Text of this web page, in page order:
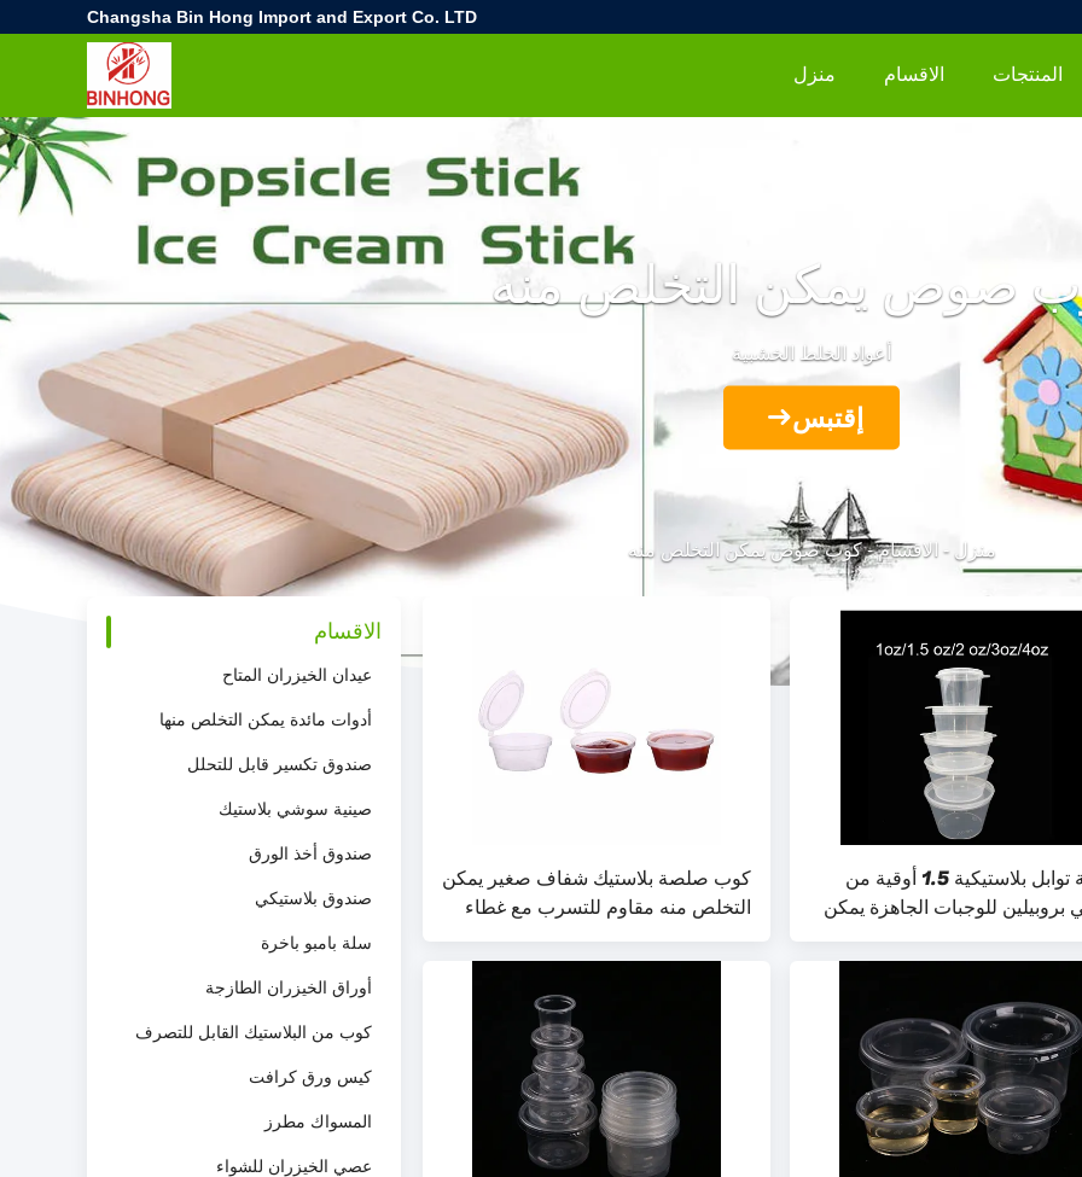
Changsha Bin Hong Import and Export Co. LTD
منزل الاقسام المنتجات
صوص يمكن التخلص منه
أعواد الخلط الخشبية
إقتبس
منزل - الاقسام-كوب صوص يمكن التخلص منه
الاقسام
عيدان الخيزران المتاح
أدوات مائدة يمكن التخلص منها
صندوق تكسير قابل للتحلل
صينية سوشي بلاستيك
صندوق أخذ الورق
صندوق بلاستيكي
سلة بامبو باخرة
أوراق الخيزران الطازجة
كوب من البلاستيك القابل للتصرف
كيس ورق كرافت
المسواك مطرز
عصي الخيزران للشواء
كوب صلصة بلاستيك شفاف صغير يمكن
التخلص منه مقاوم للتسرب مع غطاء
حاوية توابل بلاستيكية 1.5 أوقية من
بروبيلين للوجبات الجاهزة يمكن
منها كوب صلصة ملتصقة مع